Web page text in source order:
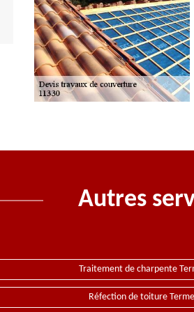
Autres
Traitement de charpente
Réfection de toiture